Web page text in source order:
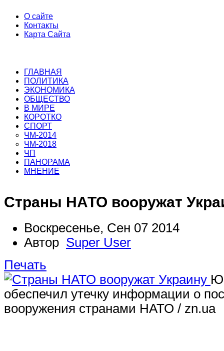
О сайте
Контакты
Карта Сайта
ГЛАВНАЯ
ПОЛИТИКА
ЭКОНОМИКА
ОБЩЕСТВО
В МИРЕ
КОРОТКО
СПОРТ
ЧМ-2014
ЧМ-2018
ЧП
ПАНОРАМА
МНЕНИЕ
Страны НАТО вооружат
Воскресенье, Сен 07 2014
Автор Super User
Печать
обеспечил утечку информации о
вооружения странами НАТО / zn.ua